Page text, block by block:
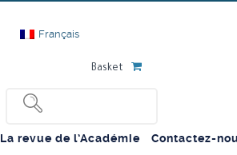
Français
Basket
La revue de l’Académie Contactez-